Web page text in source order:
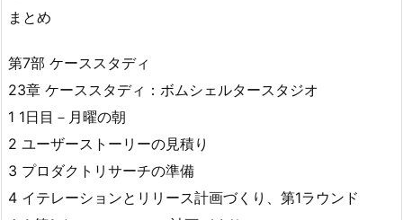
まとめ
第7部 ケーススタディ
23章 ケーススタディ：ボムシェルタースタジオ
1 1日目－月曜の朝
2 ユーザーストーリーの見積り
3 プロダクトリサーチの準備
4 イテレーションとリリース計画づくり、第1ラウンド